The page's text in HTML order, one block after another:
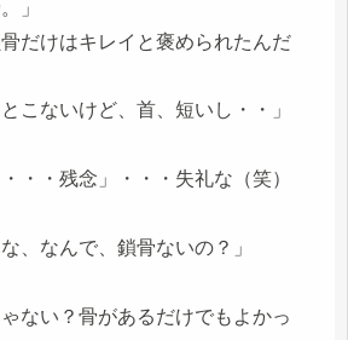
」
だけはキレイと褒められたんだ
こないけど、首、短いし・・」
・・残念」・・・失礼な（笑）
、なんで、鎖骨ないの？」
ゃない？骨があるだけでもよかっ